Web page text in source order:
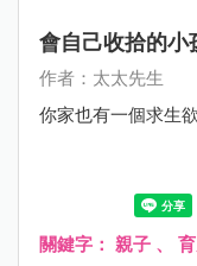
會自己收拾的小
作者：太太先生
你家也有一個求生
關鍵字： 親子 、